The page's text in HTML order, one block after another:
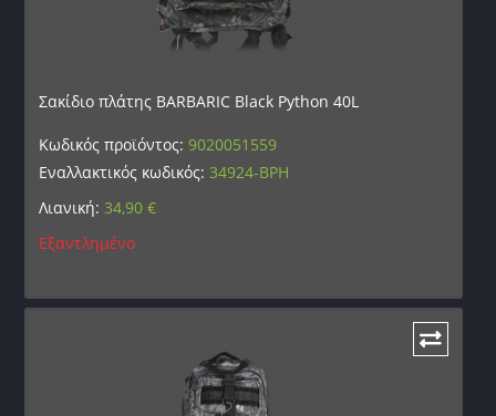
Σακίδιο πλάτης BARBARIC Black Python 40L
Κωδικός προϊόντος:9020051559
Εναλλακτικός κωδικός: 34924-BPH
Λιανική: 34,90€
Εξαντλημένο